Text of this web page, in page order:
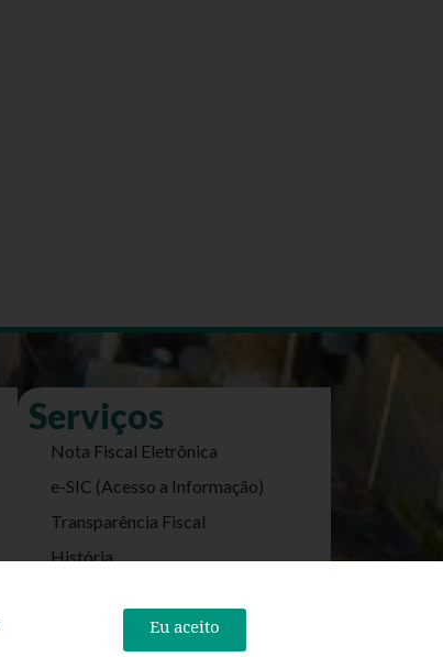
Serviços
Nota Fiscal Eletrônica
e-SIC (Acesso a Informação)
Transparência Fiscal
História
Politica de Privacidade
Eu aceito